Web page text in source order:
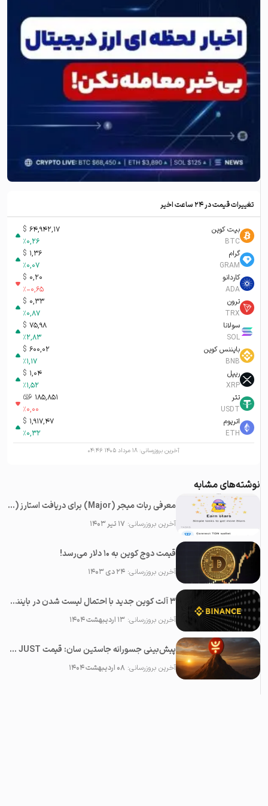
تغییرات قیمت در ۲۴ ساعت اخیر
بیت کوین
BTC
64,942,17
$
%0,26
گرام
GRAM
1,36
$
%0,07
کاردانو
ADA
0,20
$
%-0,65
ترون
TRX
0,33
$
%0,87
سولانا
SOL
75,98
$
%2,83
بایننس کوین
BNB
600,02
$
%1,17
ریپل
XRP
1,04
$
%1,52
تتر
USDT
185,851 تومان-ء
%0,00
اتریوم
ETH
1,917,47
$
%0,32
آخرین بروزرسانی: ۱۸ مرداد ۱۴۰۵ ۰۴:۴۶
نوشته‌های مشابه
معرفی ربات میجر (Major) برای دریافت استارز (Stars) رایگان در تلگرام
آخرین بروزرسانی:۱۷ تیر ۱۴۰۳
قیمت دوج کوین به ۱۰ دلار می‌رسد!
آخرین بروزرسانی:۲۴ دی ۱۴۰۳
۳ آلت کوین جدید با احتمال لیست شدن در بایننس در ماه می ۲۰۲۵
آخرین بروزرسانی:۱۳ اردیبهشت ۱۴۰۴
پیش‌بینی جسورانه جاستین سان: قیمت JUST در آینده نزدیک ۱۰۰ برابر خواهد شد!
آخرین بروزرسانی:۰۸ اردیبهشت ۱۴۰۴